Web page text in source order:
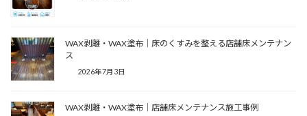
WAX剥離・WAX塗布｜床のくすみを整える店舗床メンテナン
ス
2026年7月3日
WAX剥離・WAX塗布｜店舗床メンテナンス施工事例